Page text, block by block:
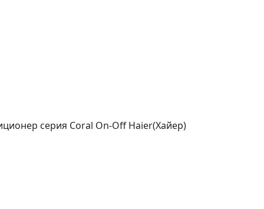
серия Coral On-Off Haier(Хайер)